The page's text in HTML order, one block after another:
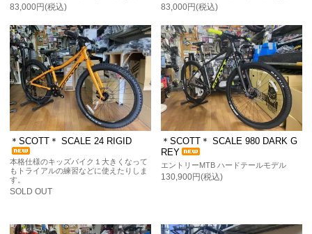
83,000円(税込) 83,000円(税込)
＊SCOTT＊ SCALE 24 RIGID
本格仕様のキッズバイク１大きくなって
もトライアルの練習などに使えたりしま
す。
SOLD OUT
＊SCOTT＊ SCALE 980 DARK G
REY
エントリーMTB ハードテールモデル
130,900円(税込)